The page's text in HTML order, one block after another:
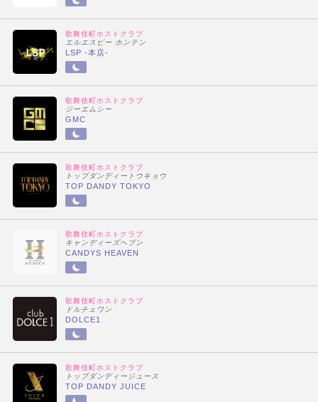
歌舞伎町ホストクラブ
エルエスピー ホンテン
LSP -本店-
歌舞伎町ホストクラブ
ジーエムシー
GMC
歌舞伎町ホストクラブ
トップダンディートウキョウ
TOP DANDY TOKYO
歌舞伎町ホストクラブ
キャンディーズヘブン
CANDYS HEAVEN
歌舞伎町ホストクラブ
ドルチェワン
DOLCE1
歌舞伎町ホストクラブ
トップダンディージュース
TOP DANDY JUICE